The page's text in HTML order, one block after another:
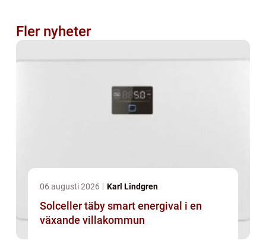
Fler nyheter
06 augusti 2026 Karl Lindgren
Solceller täby smart energival i en
växande villakommun